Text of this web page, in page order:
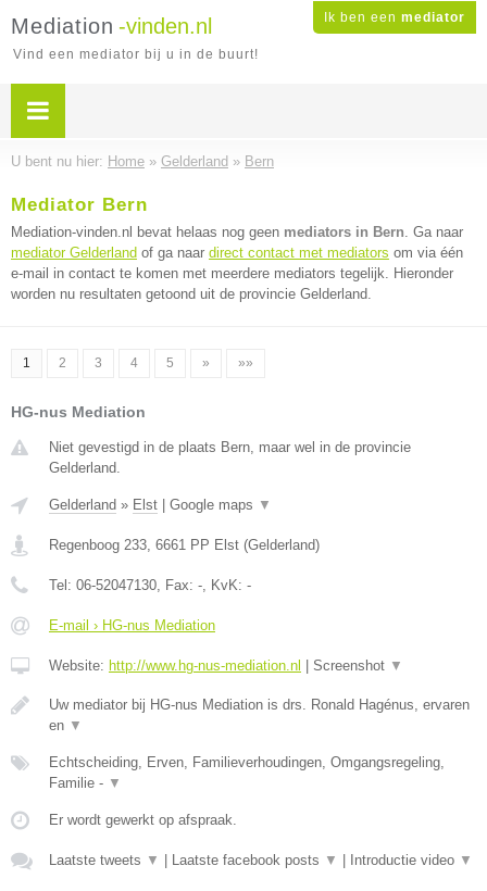
Ik ben een mediator
Mediation -vinden.nl
Vind een mediator bij u in de buurt!
U bent nu hier: Home » Gelderland » Bern
Mediator Bern
Mediation-vinden.nl bevat helaas nog geen mediators in Bern. Ga naar
mediator Gelderland of ga naar direct contact met mediators om via één
e-mail in contact te komen met meerdere mediators tegelijk. Hieronder
worden nu resultaten getoond uit de provincie Gelderland.
1 2 3 4 5 » »»
HG-nus Mediation
Niet gevestigd in de plaats Bern, maar wel in de provincie
Gelderland.
Gelderland » Elst Google maps ▼
Regenboog 233, 6661 PP Elst (Gelderland)
Tel: 06-52047130, Fax: -, KvK: -
E-mail › HG-nus Mediation
Website: http://www.hg-nus-mediation.nl Screenshot ▼
Uw mediator bij HG-nus Mediation is drs. Ronald Hagénus, ervaren
en ▼
Echtscheiding, Erven, Familieverhoudingen, Omgangsregeling,
Familie - ▼
Er wordt gewerkt op afspraak.
Laatste tweets ▼ Laatste facebook posts ▼ Introductie video ▼